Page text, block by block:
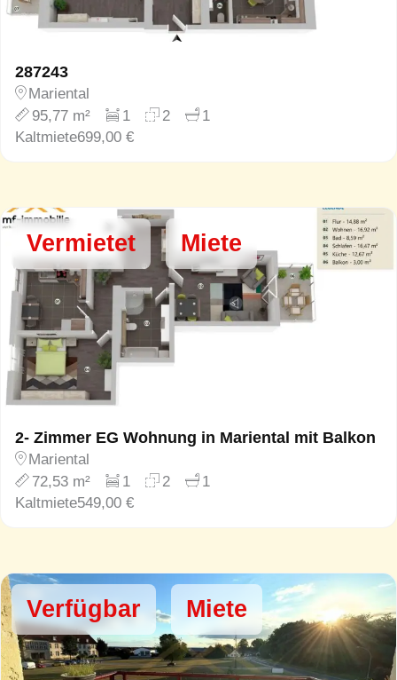
287243
Mariental
95,77 m²
1 2
1
Kaltmiete699,00 €
Vermietet Miete
2- Zimmer EG Wohnung in Mariental mit Balkon
Mariental
72,53 m²
1 2
1
Kaltmiete549,00 €
Verfügbar Miete